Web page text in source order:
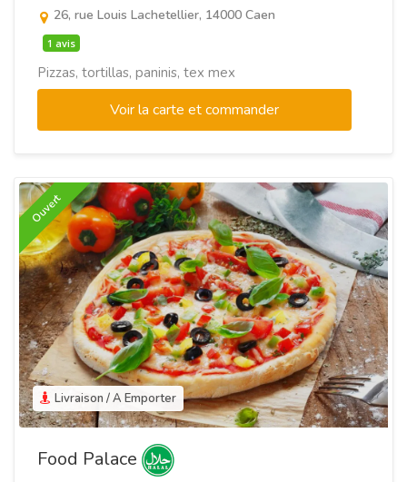
26, rue Louis Lachetellier, 14000 Caen
1 avis
Pizzas, tortillas, paninis, tex mex
Voir la carte et commander
Livraison / A Emporter
Ouvert
Food Palace